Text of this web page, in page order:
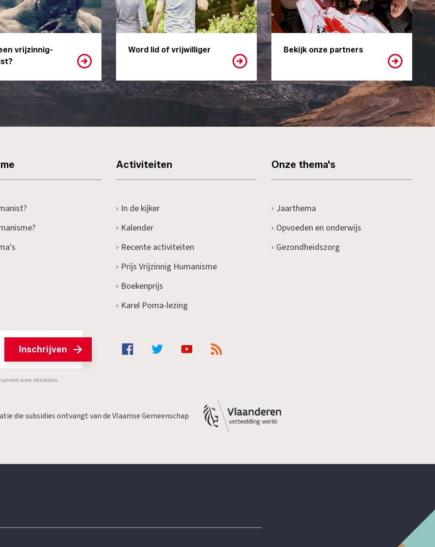
vrijzinnig-
Word lid of vrijwilliger Bekijk onze partners
Activiteiten
In de kijker
Kalender
Recente activiteiten
Prijs Vrijzinnig Humanisme
Boekenprijs
Karel Poma-lezing
Onze thema's
Jaarthema
Opvoeden en onderwijs
Gezondheidszorg
Inschrijven
weer afmelden.
die subsidies ontvangt van de Vlaamse Gemeenschap